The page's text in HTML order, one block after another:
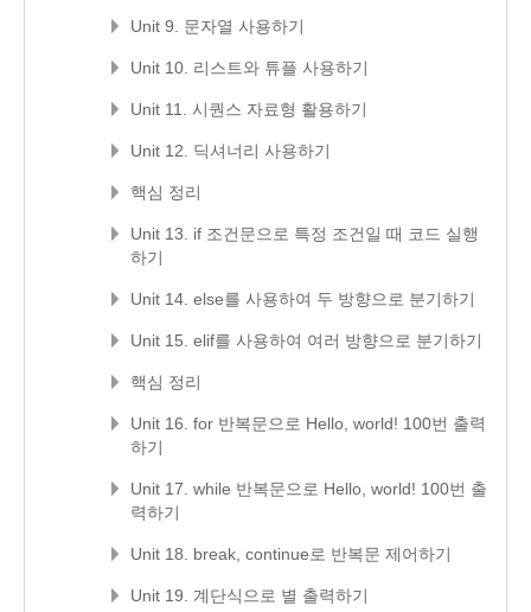
Unit 9. 문자열 사용하기
Unit 10. 리스트와 튜플 사용하기
Unit 11. 시퀀스 자료형 활용하기
Unit 12. 딕셔너리 사용하기
핵심 정리
Unit 13. if 조건문으로 특정 조건일 때 코드 실행
하기
Unit 14. else를 사용하여 두 방향으로 분기하기
Unit 15. elif를 사용하여 여러 방향으로 분기하기
핵심 정리
Unit 16. for 반복문으로 Hello, world! 100번 출력
하기
Unit 17. while 반복문으로 Hello, world! 100번 출
력하기
Unit 18. break, continue로 반복문 제어하기
Unit 19. 계단식으로 별 출력하기